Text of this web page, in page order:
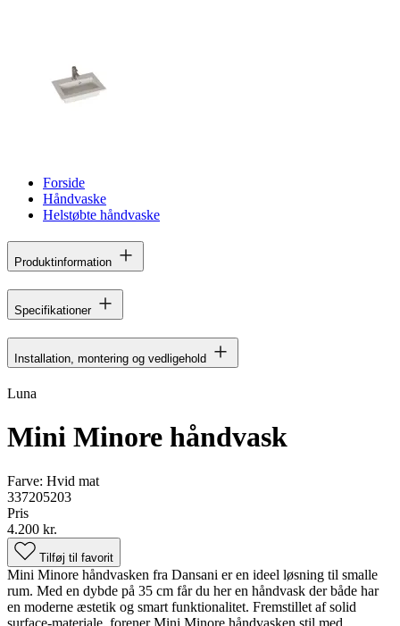
Forside
Håndvaske
Helstøbte håndvaske
Produktinformation
Specifikationer
Installation, montering og vedligehold
Luna
Mini Minore håndvask
Farve: Hvid mat
337205203
Pris
4.200 kr.
Tilføj til favorit
Mini Minore håndvasken fra Dansani er en ideel løsning til smalle
rum. Med en dybde på 35 cm får du her en håndvask der både har
en moderne æstetik og smart funktionalitet. Fremstillet af solid
surface-materiale, forener Mini Minore håndvasken stil med